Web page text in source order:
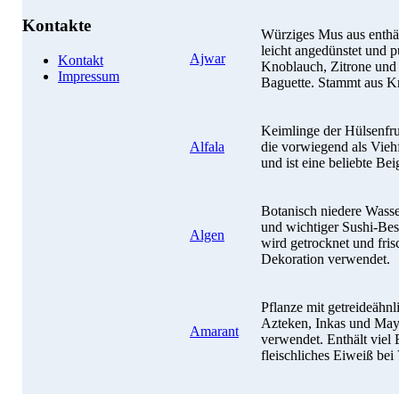
Kontakte
Kontakt
Impressum
Ajwar
Würziges Mus aus
leicht angedünstet und
Knoblauch, Zitrone und
Baguette. Stammt aus
Alfala
Keimlinge der
die vorwiegend als
und ist eine beliebte
Algen
Botanisch niedere
und wichtiger Sushi-
wird getrocknet und
Dekoration verwendet.
Amarant
Pflanze mit
Azteken, Inkas und
verwendet. Enthält viel
fleischliches Eiweiß bei